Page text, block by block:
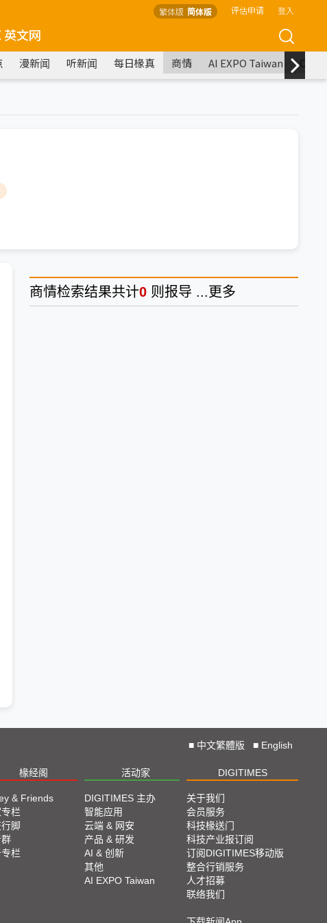
繁体版 简体版 评估申请 登入
英文网
漫新闻 听新闻 每日椽真 商情 AI EXPO Taiwan
商情检索结果共计0 则报导 ... 更多
■ 中文繁體版 ■ English
椽经阁 活动家 DIGITIMES
& Friends
栏
脚
栏
DIGITIMES 主办
智能应用
云端 & 网安
产品 & 研发
AI & 创新
其他
AI EXPO Taiwan
关于我们
会员服务
科技椽送门
科技产业报订阅
订阅DIGITIMES移动版
整合行销服务
人才招募
联络我们